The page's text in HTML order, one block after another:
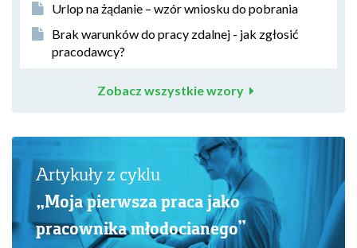
Urlop na żądanie – wzór wniosku do pobrania
Brak warunków do pracy zdalnej - jak zgłosić
pracodawcy?
Zobacz wszystkie wzory
Artykuły z cyklu
„Moja pierwsza praca jako
pracownika młodocianego”